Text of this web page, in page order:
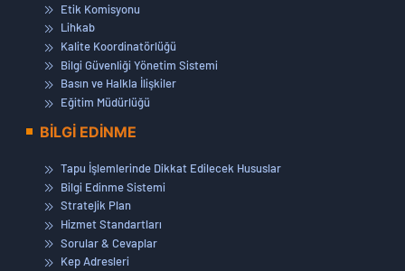
Etik Komisyonu
Lihkab
Kalite Koordinatörlüğü
Bilgi Güvenliği Yönetim Sistemi
Basın ve Halkla İlişkiler
Eğitim Müdürlüğü
BİLGİ EDİNME
Tapu İşlemlerinde Dikkat Edilecek Hususlar
Bilgi Edinme Sistemi
Stratejik Plan
Hizmet Standartları
Sorular & Cevaplar
Kep Adresleri